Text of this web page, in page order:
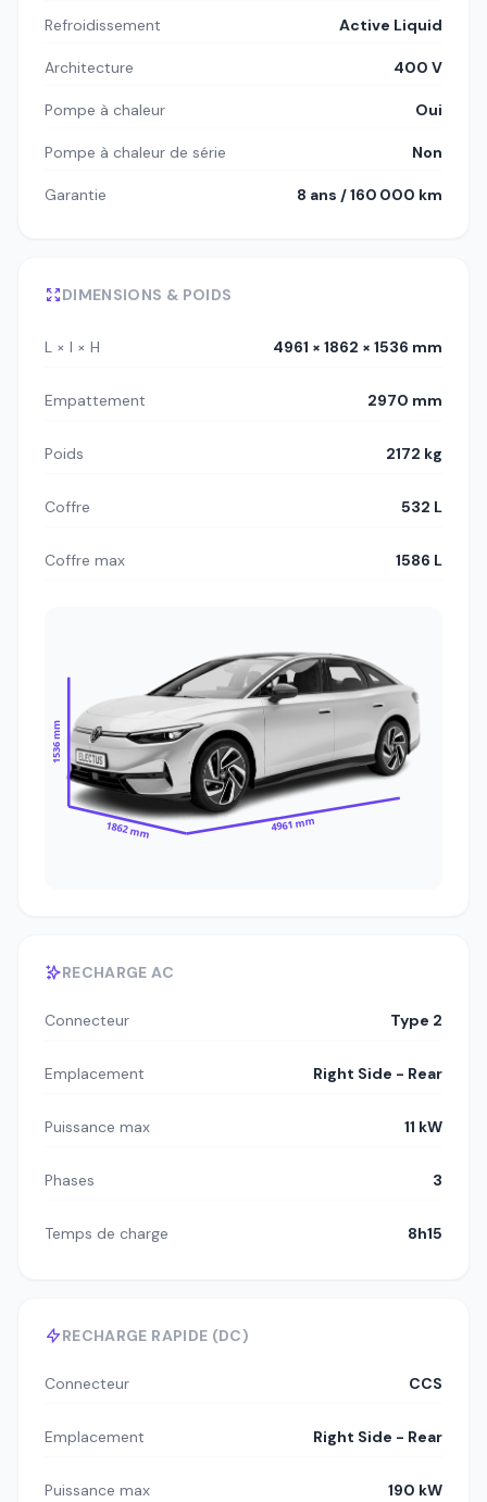
Refroidissement Active Liquid
Architecture 400 V
Pompe à chaleur Oui
Pompe à chaleur de série Non
Garantie 8 ans / 160 000 km
DIMENSIONS & POIDS
L × l × H 4961 × 1862 × 1536 mm
Empattement 2970 mm
Poids 2172 kg
Coffre 532 L
Coffre max 1586 L
1536 mm
1862 mm 4961 mm
RECHARGE AC
Connecteur Type 2
Emplacement Right Side - Rear
Puissance max 11 kW
Phases 3
Temps de charge 8h15
RECHARGE RAPIDE (DC)
Connecteur CCS
Emplacement Right Side - Rear
Puissance max 190 kW